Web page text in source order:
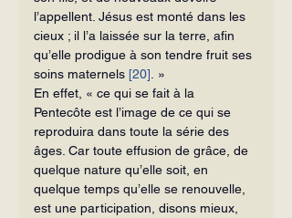
l’appellent. Jésus est monté dans les
cieux ; il l’a laissée sur la terre, afin
qu’elle prodigue à son tendre fruit ses
soins maternels [20] . »
En effet, « ce qui se fait à la
Pentecôte est l’image de ce qui se
reproduira dans toute la série des
âges. Car toute effusion de grâce, de
quelque nature qu’elle soit, en
quelque temps qu’elle se renouvelle,
est une participation, disons mieux,